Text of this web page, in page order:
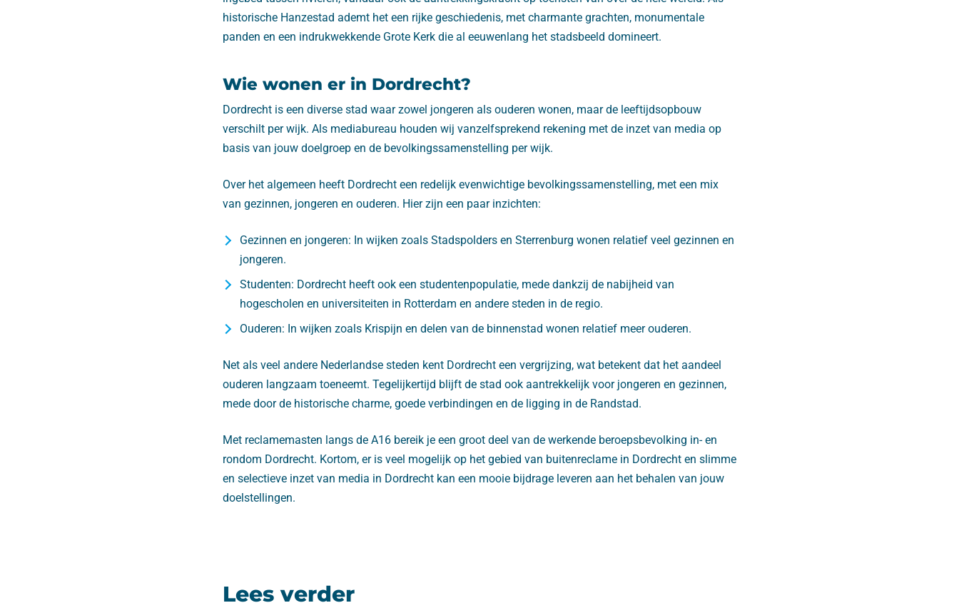
historische Hanzestad ademt het een rijke geschiedenis, met charmante grachten, monumentale
panden en een indrukwekkende Grote Kerk die al eeuwenlang het stadsbeeld domineert.
Wie wonen er in Dordrecht?
Dordrecht is een diverse stad waar zowel jongeren als ouderen wonen, maar de leeftijdsopbouw
verschilt per wijk. Als mediabureau houden wij vanzelfsprekend rekening met de inzet van media op
basis van jouw doelgroep en de bevolkingssamenstelling per wijk.
Over het algemeen heeft Dordrecht een redelijk evenwichtige bevolkingssamenstelling, met een mix
van gezinnen, jongeren en ouderen. Hier zijn een paar inzichten:
Gezinnen en jongeren: In wijken zoals Stadspolders en Sterrenburg wonen relatief veel gezinnen en
jongeren.
Studenten: Dordrecht heeft ook een studentenpopulatie, mede dankzij de nabijheid van
hogescholen en universiteiten in Rotterdam en andere steden in de regio.
Ouderen: In wijken zoals Krispijn en delen van de binnenstad wonen relatief meer ouderen.
Net als veel andere Nederlandse steden kent Dordrecht een vergrijzing, wat betekent dat het aandeel
ouderen langzaam toeneemt. Tegelijkertijd blijft de stad ook aantrekkelijk voor jongeren en gezinnen,
mede door de historische charme, goede verbindingen en de ligging in de Randstad.
Met reclamemasten langs de A16 bereik je een groot deel van de werkende beroepsbevolking in- en
rondom Dordrecht. Kortom, er is veel mogelijk op het gebied van buitenreclame in Dordrecht en slimme
en selectieve inzet van media in Dordrecht kan een mooie bijdrage leveren aan het behalen van jouw
doelstellingen.
Lees verder